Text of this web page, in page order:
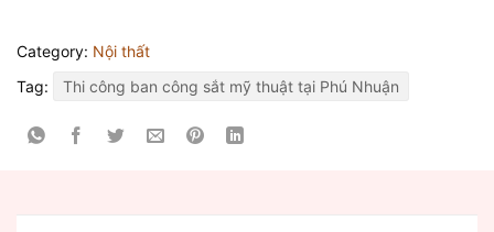
Category: Nội thất
Tag:
Thi công ban công sắt mỹ thuật tại Phú Nhuận